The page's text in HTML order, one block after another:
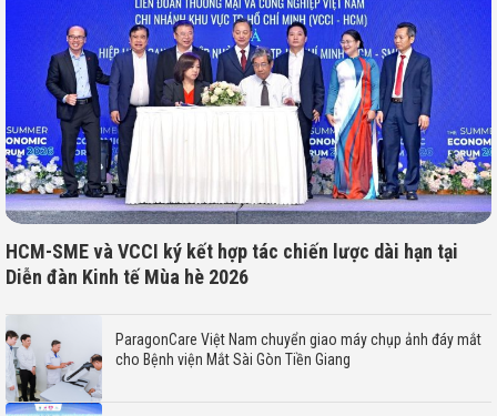
HCM-SME và VCCI ký kết hợp tác chiến lược dài hạn tại
Diễn đàn Kinh tế Mùa hè 2026
ParagonCare Việt Nam chuyển giao máy chụp ảnh đáy mắt
cho Bệnh viện Mắt Sài Gòn Tiền Giang